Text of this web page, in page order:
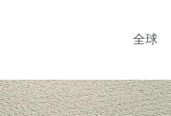
undefined
全球
▾